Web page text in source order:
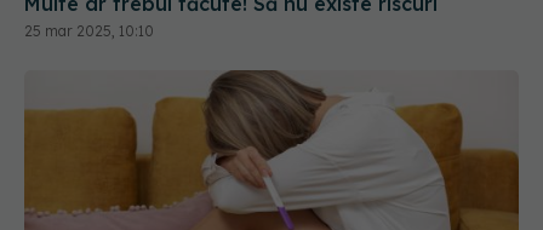
25 mar 2025, 10:10